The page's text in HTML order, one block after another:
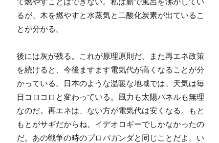
るが、木を燃やすと水蒸気と二酸化炭素が出ているこ
とが分かる。
後には灰が残る。これが原理原則だ。また再エネ政策
を続けると、今後ますます電気代が高くなることが分
かっている。日本のような温暖な地域では、天気は毎
日コロコロと変わっている。風力も太陽パネルも無理
なのだ。再エネは、ない方が電気代は安くなる。もと
もとがサギだからね。イデオロギーでしかなかったの
だ。あの戦争の時のプロパガンダと同じことだよ。い